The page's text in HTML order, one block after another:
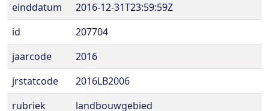
einddatum
2016-12-31T23:59:59Z
id
207704
jaarcode
2016
jrstatcode
2016LB2006
rubriek
landbouwgebied